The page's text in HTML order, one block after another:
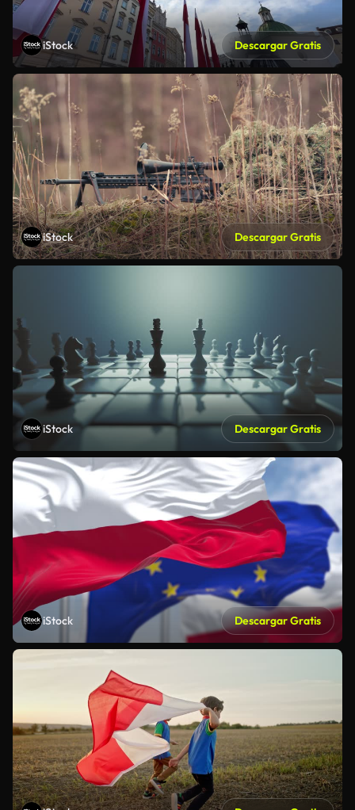
iStock Descargar Gratis
iStock Descargar Gratis
iStock Descargar Gratis
iStock Descargar Gratis